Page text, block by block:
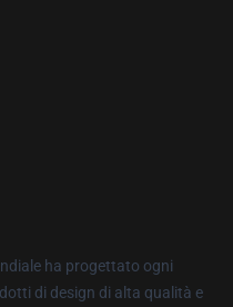
ha progettato ogni
di design di alta qualità e